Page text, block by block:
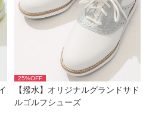
25%OFF
【撥水】オリジナルグランドサド
ルゴルフシューズ